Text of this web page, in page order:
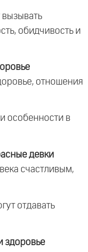
вызывать
обидчивость и
отношения
особенности в
девки
счастливым,
отдавать
здоровье